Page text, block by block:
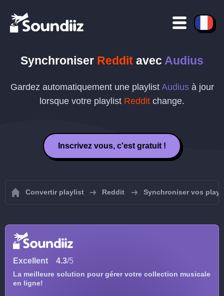
Synchroniser Reddit avec Audius
Gardez automatiquement une playlist Audiusà jour
lorsque votre playlist Reddit change.
Inscrivez vous, c'est gratuit !
Convertir playlist Reddit Synchroniser vos
Excellent 4.3/5
La meilleure solution pour gérer votre collection musicale
en ligne!